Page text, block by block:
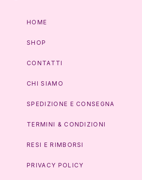
HOME
SHOP
CONTATTI
CHI SIAMO
SPEDIZIONE E CONSEGNA
TERMINI & CONDIZIONI
RESI E RIMBORSI
PRIVACY POLICY